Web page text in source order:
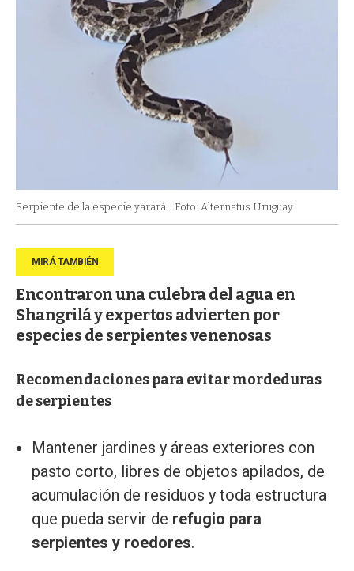
Serpiente de la especie yarará. Foto: Alternatus Uruguay
Encontraron una culebra del agua en
Shangrilá y expertos advierten por
especies de serpientes venenosas
Recomendaciones para evitar mordeduras
de serpientes
Mantener jardines y áreas exteriores con
pasto corto, libres de objetos apilados, de
acumulación de residuos y toda estructura
que pueda servir de refugio para
serpientes y roedores.